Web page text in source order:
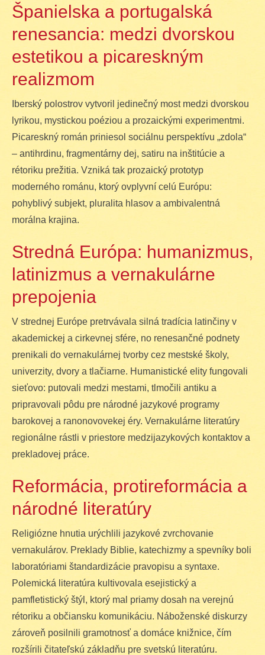
Španielska a portugalská
renesancia: medzi dvorskou
estetikou a picareskným
realizmom
Iberský polostrov vytvoril jedinečný most medzi dvorskou
lyrikou, mystickou poéziou a prozaickými experimentmi.
Picareskný román priniesol sociálnu perspektívu „zdola“
– antihrdinu, fragmentárny dej, satiru na inštitúcie a
rétoriku prežitia. Vzniká tak prozaický prototyp
moderného románu, ktorý ovplyvní celú Európu:
pohyblivý subjekt, pluralita hlasov a ambivalentná
morálna krajina.
Stredná Európa: humanizmus,
latinizmus a vernakulárne
prepojenia
V strednej Európe pretrvávala silná tradícia latinčiny v
akademickej a cirkevnej sfére, no renesančné podnety
prenikali do vernakulárnej tvorby cez mestské školy,
univerzity, dvory a tlačiarne. Humanistické elity fungovali
sieťovo: putovali medzi mestami, tlmočili antiku a
pripravovali pôdu pre národné jazykové programy
barokovej a ranonovovekej éry. Vernakulárne literatúry
regionálne rástli v priestore medzijazykových kontaktov a
prekladovej práce.
Reformácia, protireformácia a
národné literatúry
Religiózne hnutia urýchlili jazykové zvrchovanie
vernakulárov. Preklady Biblie, katechizmy a spevníky boli
laboratóriami štandardizácie pravopisu a syntaxe.
Polemická literatúra kultivovala esejistický a
pamfletistický štýl, ktorý mal priamy dosah na verejnú
rétoriku a občiansku komunikáciu. Náboženské diskurzy
zároveň posilnili gramotnosť a domáce knižnice, čím
rozšírili čitateľskú základňu pre svetskú literatúru.